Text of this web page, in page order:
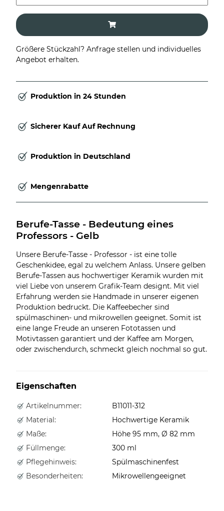
Größere Stückzahl? Anfrage stellen und individuelles
Angebot erhalten.
Produktion in 24 Stunden
Sicherer Kauf Auf Rechnung
Produktion in Deutschland
Mengenrabatte
Berufe-Tasse - Bedeutung eines
Professors - Gelb
Unsere Berufe-Tasse - Professor - ist eine tolle
Geschenkidee, egal zu welchem Anlass. Unsere gelben
Berufe-Tassen aus hochwertiger Keramik wurden mit
viel Liebe von unserem Grafik-Team designt. Mit viel
Erfahrung werden sie Handmade in unserer eigenen
Produktion bedruckt. Die Kaffeebecher sind
spülmaschinen- und mikrowellen geeignet. Somit ist
eine lange Freude an unseren Fototassen und
Motivtassen garantiert und der Kaffee am Morgen,
oder zwischendurch, schmeckt gleich nochmal so gut.
Eigenschaften
Artikelnummer:
B11011-312
Material:
Hochwertige Keramik
Maße:
Höhe 95 mm, Ø 82 mm
Füllmenge:
300 ml
Pflegehinweis:
Spülmaschinenfest
Besonderheiten:
Mikrowellengeeignet